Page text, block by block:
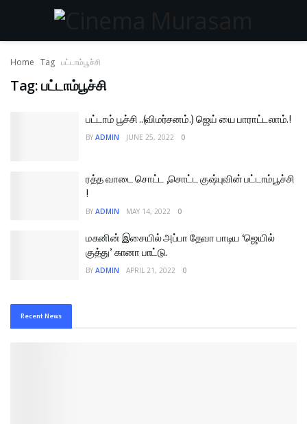
Home Tag பட்டாம்பூச்சி
Tag:பட்டாம்பூச்சி
பட்டாம் பூச்சி ..(விமர்சனம்.) ஜெய் யை பாராட்டலாம்.!
BY ADMIN JUNE 25, 2022 0
ரத்த வாடை சொட்ட ,சொட்ட குஷ்புவின் பட்டாம்பூச்சி
!
BY ADMIN MAY 14, 2022 0
மகனின் இசையில் அப்பா தேவா பாடிய ‘ஜெயில்
குத்து’ கானா பாட்டு.
BY ADMIN APRIL 21, 2022 0
Recent News